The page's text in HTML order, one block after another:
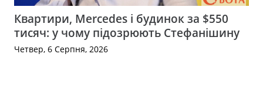
Квартири, Mercedes і будинок за $550
тисяч: у чому підозрюють Стефанішину
Четвер, 6 Серпня, 2026